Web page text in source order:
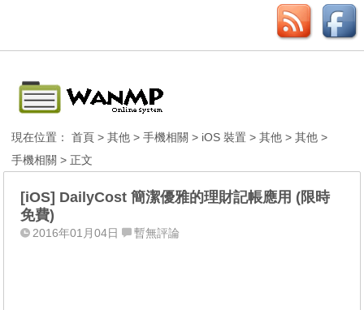
現在位置：首頁 >其他 >手機相關 > iOS 裝置 >其他 >其他 >
手機相關 > 正文
[iOS] DailyCost 簡潔優雅的理財記帳應用 (限時
免費)
2016年01月04日 暫無評論